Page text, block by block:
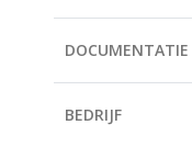
DOCUMENTATIE
BEDRIJF